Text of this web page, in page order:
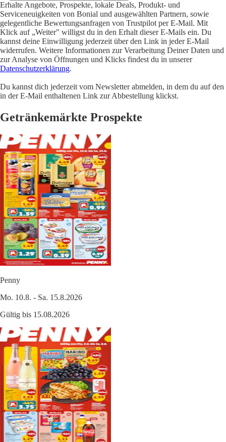
Erhalte Angebote, Prospekte, lokale Deals, Produkt- und
Serviceneuigkeiten von Bonial und ausgewählten Partnern, sowie
gelegentliche Bewertungsanfragen von Trustpilot per E-Mail. Mit
Klick auf „Weiter" willigst du in den Erhalt dieser E-Mails ein. Du
kannst deine Einwilligung jederzeit über den Link in jeder E-Mail
widerrufen. Weitere Informationen zur Verarbeitung Deiner Daten und
zur Analyse von Öffnungen und Klicks findest du in unserer
Datenschutzerklärung.
Du kannst dich jederzeit vom Newsletter abmelden, in dem du auf den
in der E-Mail enthaltenen Link zur Abbestellung klickst.
Getränkemärkte Prospekte
Penny
Mo. 10.8. - Sa. 15.8.2026
Gültig bis 15.08.2026